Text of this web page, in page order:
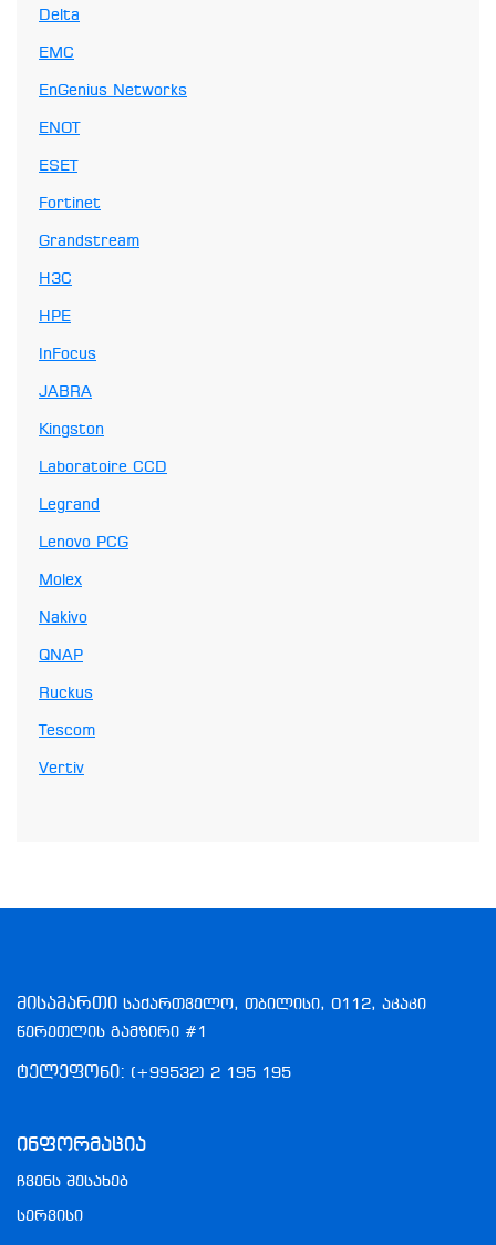
Delta
EMC
EnGenius Networks
ENOT
ESET
Fortinet
Grandstream
H3C
HPE
InFocus
JABRA
Kingston
Laboratoire CCD
Legrand
Lenovo PCG
Molex
Nakivo
QNAP
Ruckus
Tescom
Vertiv
მისამართი საქართველო, თბილისი, 0112, აკაკი
წერეთლის გამზირი #1
ტელეფონი: (+99532) 2 195 195
Ინფორმაცია
ჩვენს შესახებ
სერვისი